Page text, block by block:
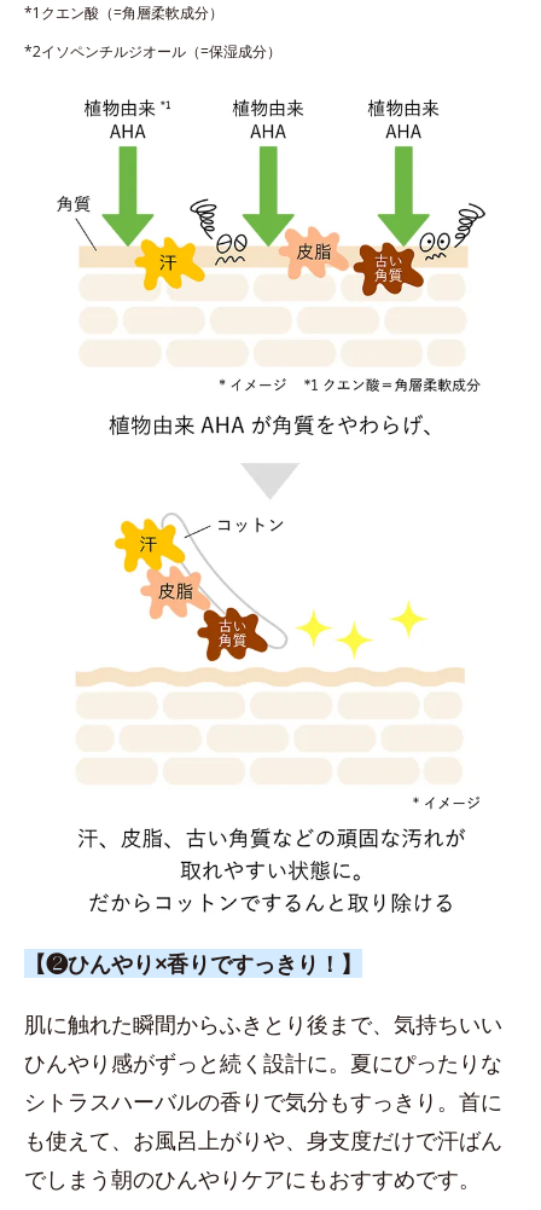
*1クエン酸（=角層柔軟成分）
*2イソペンチルジオール（=保湿成分）
【❷ひんやり×香りですっきり！】
肌に触れた瞬間からふきとり後まで、気持ちいい
ひんやり感がずっと続く設計に。夏にぴったりな
シトラスハーバルの香りで気分もすっきり。首に
も使えて、お風呂上がりや、身支度だけで汗ばん
でしまう朝のひんやりケアにもおすすめです。